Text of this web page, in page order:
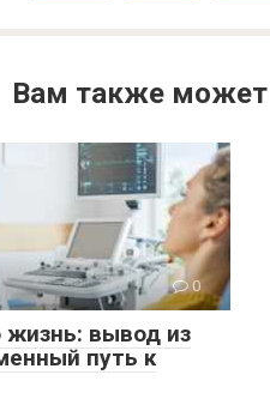
Вам также может
0
вывод из
путь к